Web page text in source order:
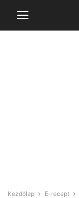
Kezdőlap E-recept